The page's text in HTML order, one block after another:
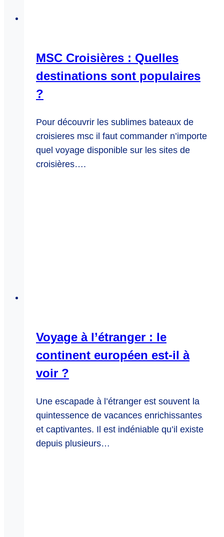
MSC Croisières : Quelles
destinations sont populaires
?
Pour découvrir les sublimes bateaux de
croisieres msc il faut commander n’importe
quel voyage disponible sur les sites de
croisières….
Voyage à l’étranger : le
continent européen est-il à
voir ?
Une escapade à l’étranger est souvent la
quintessence de vacances enrichissantes
et captivantes. Il est indéniable qu’il existe
depuis plusieurs…